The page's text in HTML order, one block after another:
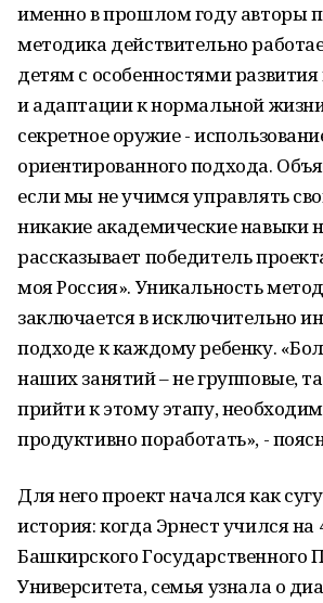
именно в прошлом году авторы
методика действительно
детям с особенностями
и адаптации к нормальной
секретное оружие -
ориентированного подхода.
если мы не учимся управлять
никакие академические навыки
рассказывает победитель
моя Россия». Уникальность
заключается в исключительно
подходе к каждому ребенку.
наших занятий – не групповые,
прийти к этому этапу,
продуктивно поработать», -
Для него проект начался как
история: когда Эрнест учился на
Башкирского Государственного
Университета, семья узнала о